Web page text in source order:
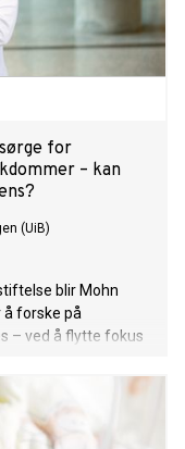
for
– kan
(UiB)
blir Mohn
forske på
– ved å flytte fokus
i alt 50 millioner